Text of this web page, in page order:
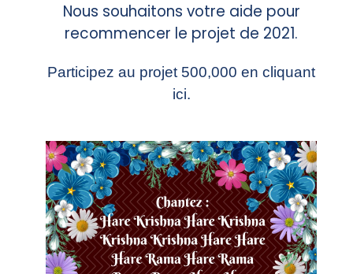
Nous souhaitons votre aide pour
recommencer le projet de 2021.
Participez au projet 500,000 en cliquant
ici.